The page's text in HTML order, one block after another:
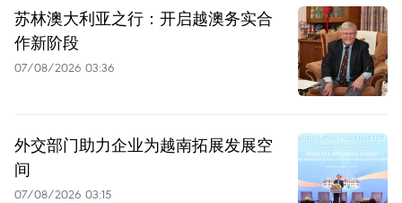
苏林澳大利亚之行：开启越澳务实合
作新阶段
07/08/2026 03:36
外交部门助力企业为越南拓展发展空
间
07/08/2026 03:15